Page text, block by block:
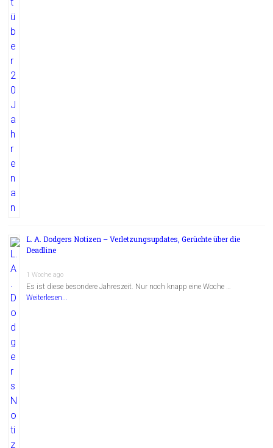
L. A. Dodgers Notizen – Verletzungsupdates, Gerüchte über die
Deadline
1 Woche ago
Es ist diese besondere Jahreszeit. Nur noch knapp eine Woche …
Weiterlesen...